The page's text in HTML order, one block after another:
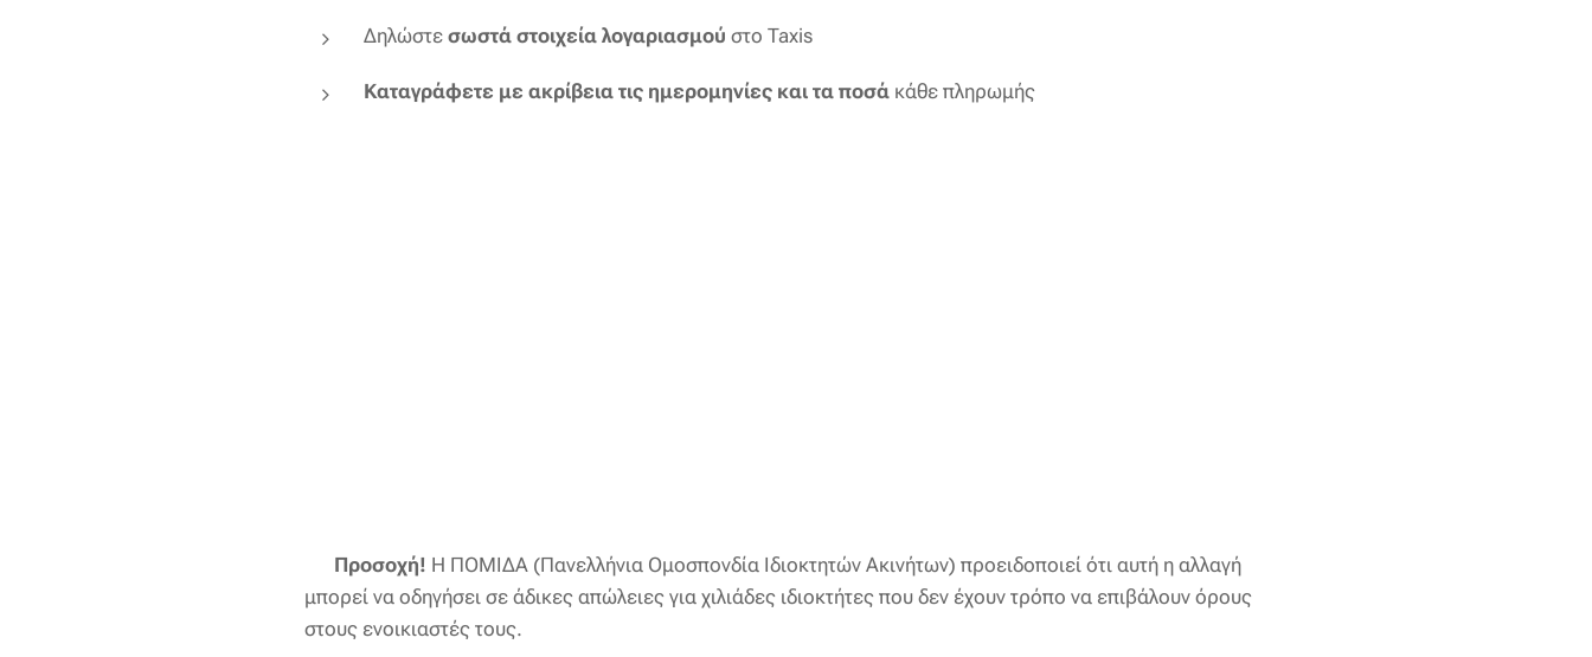
Δηλώστε σωστά στοιχεία λογαριασμού στο Taxis
Καταγράφετε με ακρίβεια τις ημερομηνίες και τα ποσά κάθε πληρωμής
Προσοχή! Η ΠΟΜΙΔΑ (Πανελλήνια Ομοσπονδία Ιδιοκτητών Ακινήτων) προειδοποιεί ότι αυτή η αλλαγή
μπορεί να οδηγήσει σε άδικες απώλειες για χιλιάδες ιδιοκτήτες που δεν έχουν τρόπο να επιβάλουν όρους
στους ενοικιαστές τους.